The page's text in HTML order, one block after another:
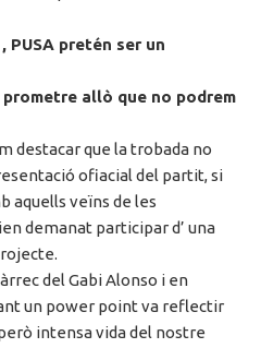
PUSA pretén ser un
prometre allò que no podrem
destacar que la trobada no
ofiacial del partit, si
aquells veïns de les
demanat participar d’ una
del Gabi Alonso i en
un power point va reflectir
intensa vida del nostre